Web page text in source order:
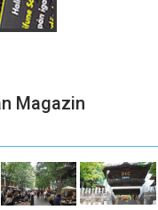
Magazin